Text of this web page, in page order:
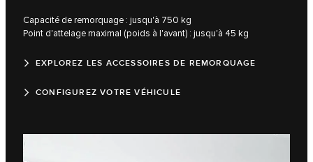
Capacité de remorquage : jusqu'à 750 kg
Point d'attelage maximal (poids à l'avant) : jusqu'à 45 kg
EXPLOREZ LES ACCESSOIRES DE REMORQUAGE
CONFIGUREZ VOTRE VÉHICULE